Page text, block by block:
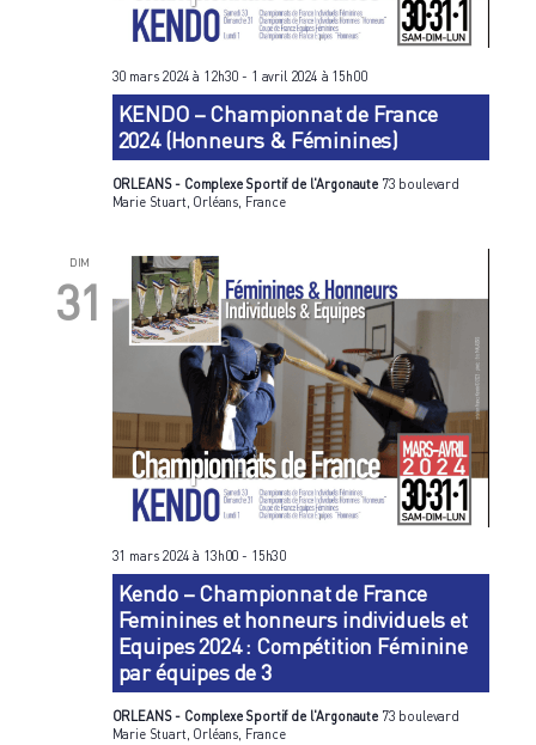
KENDO – Championnat de France
2024 (Honneurs & Féminines)
30 mars 2024 à 12h30 - 1 avril 2024 à 15h00
ORLEANS - Complexe Sportif de l'Argonaute 73 boulevard
Marie Stuart, Orléans, France
DIM
31
Kendo – Championnat de France
Feminines et honneurs individuels et
Equipes 2024 : Compétition Féminine
par équipes de 3
31 mars 2024 à 13h00 - 15h30
ORLEANS - Complexe Sportif de l'Argonaute 73 boulevard
Marie Stuart, Orléans, France